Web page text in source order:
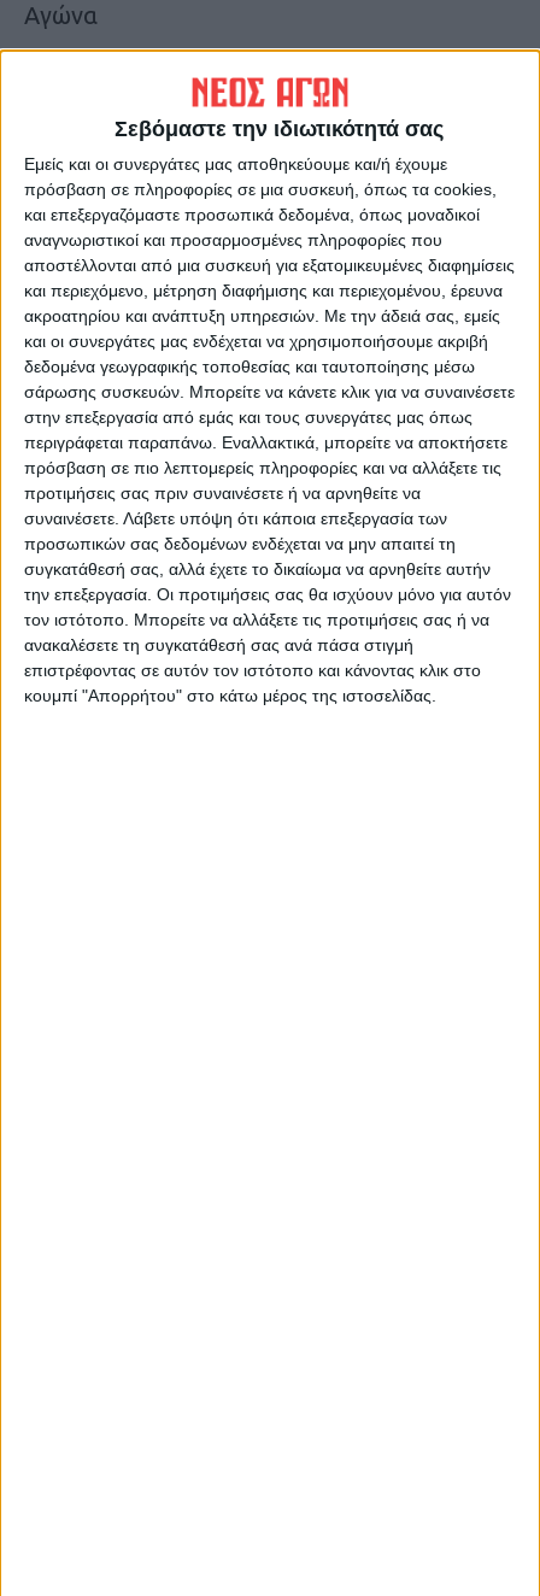
Σεβόμαστε την ιδιωτικότητά σας
Εμείς και οι συνεργάτες μας αποθηκεύουμε και/ή έχουμε
πρόσβαση σε πληροφορίες σε μια συσκευή, όπως τα cookies,
και επεξεργαζόμαστε προσωπικά δεδομένα, όπως μοναδικοί
αναγνωριστικοί και προσαρμοσμένες πληροφορίες που
αποστέλλονται από μια συσκευή για εξατομικευμένες διαφημίσεις
και περιεχόμενο, μέτρηση διαφήμισης και περιεχομένου, έρευνα
ακροατηρίου και ανάπτυξη υπηρεσιών. Με την άδειά σας, εμείς
και οι συνεργάτες μας ενδέχεται να χρησιμοποιήσουμε ακριβή
δεδομένα γεωγραφικής τοποθεσίας και ταυτοποίησης μέσω
σάρωσης συσκευών. Μπορείτε να κάνετε κλικ για να συναινέσετε
στην επεξεργασία από εμάς και τους συνεργάτες μας όπως
περιγράφεται παραπάνω. Εναλλακτικά, μπορείτε να αποκτήσετε
πρόσβαση σε πιο λεπτομερείς πληροφορίες και να αλλάξετε τις
προτιμήσεις σας πριν συναινέσετε ή να αρνηθείτε να
συναινέσετε. Λάβετε υπόψη ότι κάποια επεξεργασία των
προσωπικών σας δεδομένων ενδέχεται να μην απαιτεί τη
συγκατάθεσή σας, αλλά έχετε το δικαίωμα να αρνηθείτε αυτήν
την επεξεργασία. Οι προτιμήσεις σας θα ισχύουν μόνο για αυτόν
τον ιστότοπο. Μπορείτε να αλλάξετε τις προτιμήσεις σας ή να
ανακαλέσετε τη συγκατάθεσή σας ανά πάσα στιγμή
επιστρέφοντας σε αυτόν τον ιστότοπο και κάνοντας κλικ στο
κουμπί "Απορρήτου" στο κάτω μέρος της ιστοσελίδας.
Αγώνα
Τελευταίες Ειδήσεις Σήμερα
Ακολούθησε την εφημερίδα ΝΕΟΣ
ΑΓΩΝ στο Google News!
Όλες οι εξελίξεις στην περιοχή της
Καρδίτσας και ευρύτερα της Θεσσαλίας
ΠΡΟΗΓΟΥΜΕΝΟ ΑΡΘΡΟ
Στο αυτόφωρο ζευγάρι που
«έσπασε» την καραντίνα
Συνελήφθη στο κέντρο της
Καρδίτσας
ΕΠΟΜΕΝΟ ΑΡΘΡΟ
«Μένουμε Σπίτι» με τον
«Ιπποκράτειο Όρκο» του
Θωμά Μπακαλάκου (video)
ΝΕΟΣ ΑΓΩΝ